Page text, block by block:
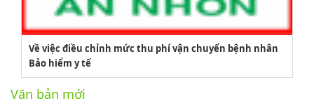
Về việc điều chỉnh mức thu phí vận chuyển bệnh nhân
Bảo hiểm y tế
Văn bản mới
Lượt xem:3775 | lượt tải:1521
PL1-2164/UBND